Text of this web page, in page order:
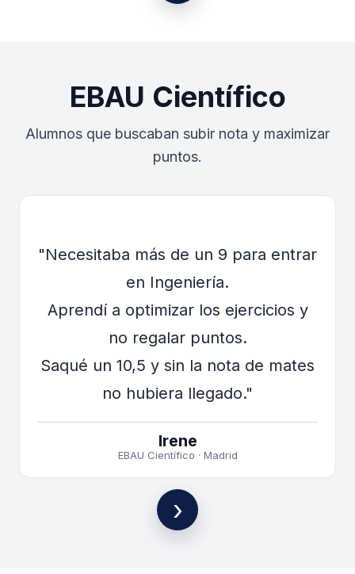
EBAU Científico
Alumnos que buscaban subir nota y maximizar
puntos.
"Necesitaba más de un 9 para entrar
en Ingeniería.
Aprendí a optimizar los ejercicios y
no regalar puntos.
Saqué un 10,5 y sin la nota de mates
Irene
EBAU Científico · Madrid
›